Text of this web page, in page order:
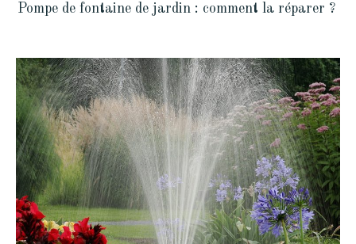
Pompe de fontaine de jardin : comment la réparer ?